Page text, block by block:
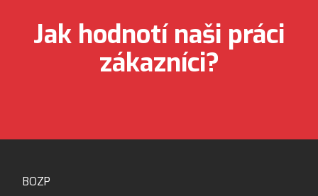
Jak hodnotí naši práci
zákazníci?
BOZP